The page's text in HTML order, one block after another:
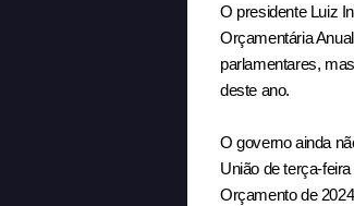
O presidente Luiz
Orçamentária
parlamentares,
deste ano.
O governo ainda
União de terça-
Orçamento de